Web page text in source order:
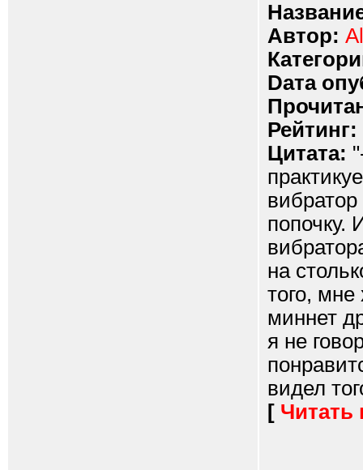
Автор:
Dата
Рейтинг:
Цитата:
попочку.
на
того,
миннет
я не
видел
[ Читать